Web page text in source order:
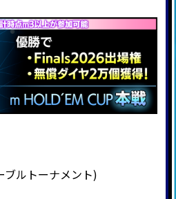
ブルトーナメント)